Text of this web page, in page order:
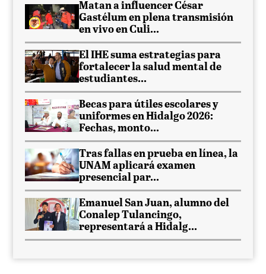
Matan a influencer César
Gastélum en plena transmisión
en vivo en Culi...
El IHE suma estrategias para
fortalecer la salud mental de
estudiantes...
Becas para útiles escolares y
uniformes en Hidalgo 2026:
Fechas, monto...
Tras fallas en prueba en línea, la
UNAM aplicará examen
presencial par...
Emanuel San Juan, alumno del
Conalep Tulancingo,
representará a Hidalg...